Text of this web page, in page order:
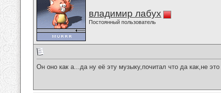
владимир лабух
Постоянный пользователь
Он оно как а...да ну её эту музыку,почитал что да как,не